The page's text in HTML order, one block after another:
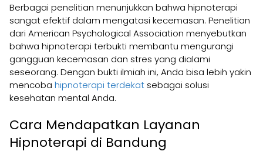
Berbagai penelitian menunjukkan bahwa hipnoterapi
sangat efektif dalam mengatasi kecemasan. Penelitian
dari American Psychological Association menyebutkan
bahwa hipnoterapi terbukti membantu mengurangi
gangguan kecemasan dan stres yang dialami
seseorang. Dengan bukti ilmiah ini, Anda bisa lebih yakin
mencoba hipnoterapi terdekat sebagai solusi
kesehatan mental Anda.
Cara Mendapatkan Layanan
Hipnoterapi di Bandung